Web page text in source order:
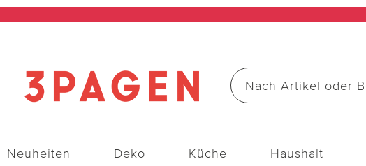
Neuheiten Deko Küche Haushalt